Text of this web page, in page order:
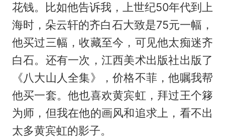
花钱。比如他告诉我，上世纪50年代到上
海时，朵云轩的齐白石大致是75元一幅，
他买过三幅，收藏至今，可见他太痴迷齐
白石。还有一次，江西美术出版社出版了
《八大山人全集》，价格不菲，他嘱我帮
他买一套。他也喜欢黄宾虹，拜过王个簃
为师，但我在他的画风和追求上，看不出
太多黄宾虹的影子。